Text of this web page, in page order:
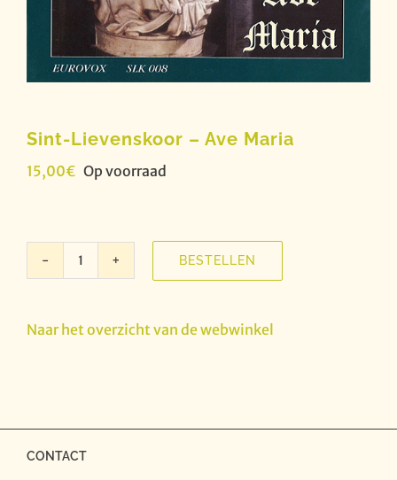
Sint-Lievenskoor – Ave Maria
15,00€ Op voorraad
Sint-
Ave
BESTELLEN
Naar het overzicht van de webwinkel
CONTACT